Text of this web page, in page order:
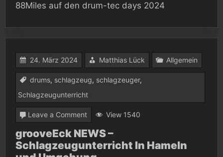
88Miles auf den drum-tec days 2024
24. März 2024 Matthias Lück Allgemein
drums, schlagzeug, schlagzeuger,
Schlagzeugunterricht
Leave a Commenton
grooveEck
NEWS
View 1540
grooveEck NEWS –
Schlagzeugunterricht In Hameln